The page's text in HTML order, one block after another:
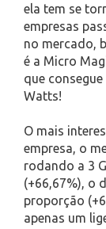
ela tem se
empresas
no mercado,
é a Micro
que
Watts!
O mais
empresa, o
rodando a 3
(+66,67%), o
proporção
apenas um